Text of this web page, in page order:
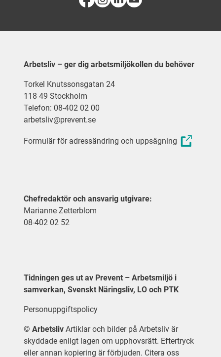
Arbetsliv – ger dig arbetsmiljökollen du behöver
Torkel Knutssonsgatan 24
118 49 Stockholm
Telefon: 08-402 02 00
arbetsliv@prevent.se
Formulär för adressändring och uppsägning
Chefredaktör och ansvarig utgivare:
Marianne Zetterblom
08-402 02 52
Tidningen ges ut av Prevent – Arbetsmiljö i
samverkan, Svenskt Näringsliv, LO och PTK
Personuppgiftspolicy
© Arbetsliv Artiklar och bilder på Arbetsliv är
skyddade enligt lagen om upphovsrätt. Eftertryck
eller annan kopiering är förbjuden. Citera oss